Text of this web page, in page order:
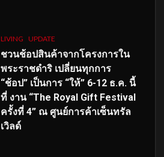
LIVING UPDATE
ชวนช้อปสินค้าจากโครงการใน
พระราชดำริ เปลี่ยนทุกการ
“ช้อป” เป็นการ “ให้” 6-12 ธ.ค. นี้
ที่ งาน “The Royal Gift Festival
ครั้งที่ 4” ณ ศูนย์การค้าเซ็นทรัล
เวิลด์